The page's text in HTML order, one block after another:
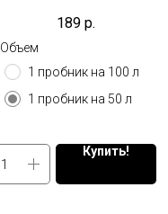
189 р.
Объем
1 пробник на 100 л
1 пробник на 50 л
Купить!